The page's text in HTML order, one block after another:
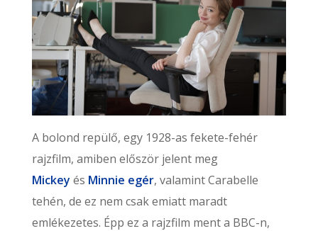
A bolond repülő, egy 1928-as fekete-fehér
rajzfilm, amiben először jelent meg
Mickey és Minnie egér, valamint Carabelle
tehén, de ez nem csak emiatt maradt
emlékezetes. Épp ez a rajzfilm ment a BBC-n,